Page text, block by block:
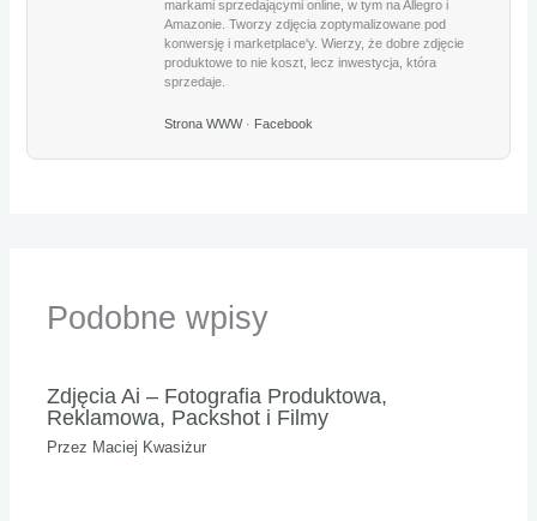
markami sprzedającymi online, w tym na Allegro i
Amazonie. Tworzy zdjęcia zoptymalizowane pod
konwersję i marketplace'y. Wierzy, że dobre zdjęcie
produktowe to nie koszt, lecz inwestycja, która
sprzedaje.
Strona WWW· Facebook
Podobne wpisy
Zdjęcia Ai – Fotografia Produktowa,
Reklamowa, Packshot i Filmy
Przez Maciej Kwasiżur